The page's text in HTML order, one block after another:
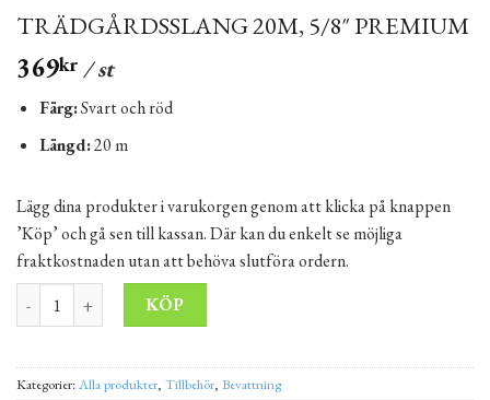
TRÄDGÅRDSSLANG 20M, 5/8″ PREMIUM
369kr / st
Färg:Svart och röd
Längd:20 m
Lägg dina produkter i varukorgen genom att klicka på knappen
’Köp’ och gå sen till kassan. Där kan du enkelt se möjliga
fraktkostnaden utan att behöva slutföra ordern.
TRÄDGÅRDSSLANG 20M, 5/8" PREMIUM mängd
KÖP
Kategorier:Alla produkter, Tillbehör, Bevattning